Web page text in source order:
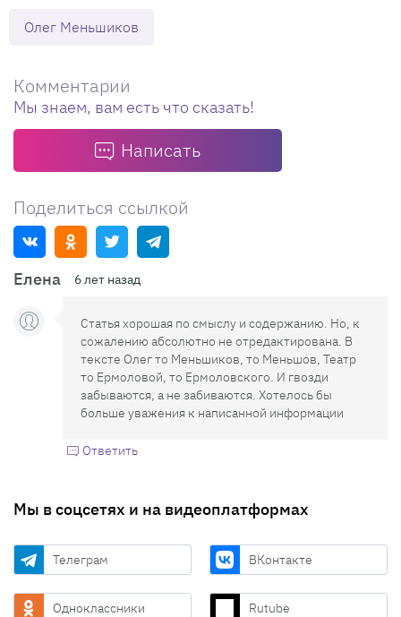
Олег Меньшиков
Комментарии
Мы знаем, вам есть что сказать!
Написать
Поделиться ссылкой
Елена 6 лет назад
Статья хорошая по смыслу и содержанию. Но, к
сожалению абсолютно не отредактирована. В
тексте Олег то Меньшиков, то Меньшов, Театр
то Ермоловой, то Ермоловского. И гвозди
забываются, а не забиваются. Хотелось бы
больше уважения к написанной информации
Ответить
Мы в соцсетях и на видеоплатформах
Телеграм ВКонтакте
Одноклассники Rutube